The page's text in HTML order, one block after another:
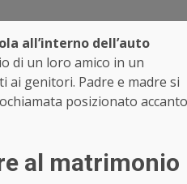
all’interno dell’auto
di un loro amico in un
genitori. Padre e madre si
posizionato accanto
al matrimonio